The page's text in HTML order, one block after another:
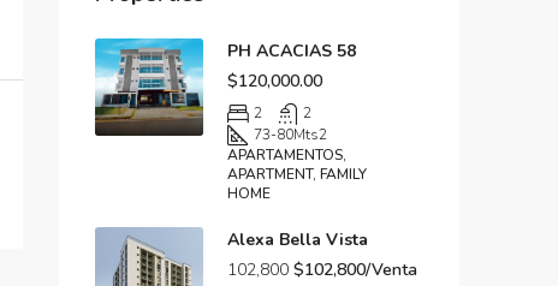
PH ACACIAS 58
$120,000.00
2
2
73-80Mts2
APARTAMENTOS,
APARTMENT, FAMILY
HOME
Alexa Bella Vista
102,800 $102,800/Venta